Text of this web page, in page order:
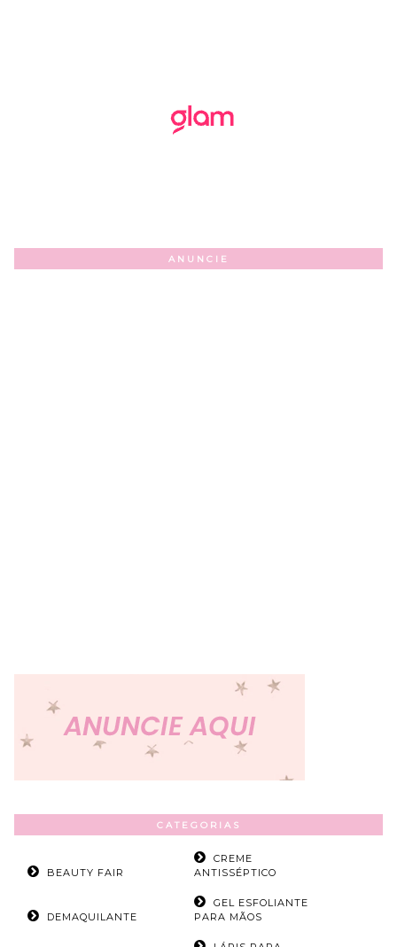
ANUNCIE
CATEGORIAS
BEAUTY FAIR
CREME
ANTISSÉPTICO
DEMAQUILANTE
GEL ESFOLIANTE
PARA MÃOS